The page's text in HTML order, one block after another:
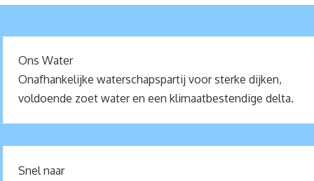
Ons Water
Onafhankelijke waterschapspartij voor sterke dijken,
voldoende zoet water en een klimaatbestendige delta.
Snel naar